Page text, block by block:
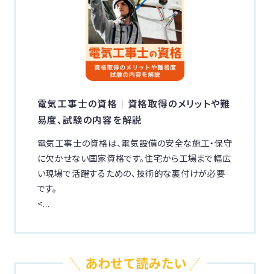
電気工事士の資格｜資格取得のメリットや難
易度、試験の内容を解説
電気工事士の資格は、電気設備の安全な施工・保守
に欠かせない国家資格です。住宅から工場まで幅広
い現場で活躍するための、技術的な裏付けが必要
です。
<...